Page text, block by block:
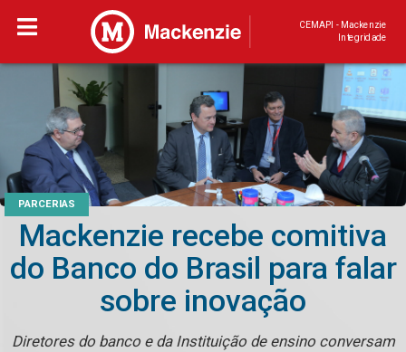
CEMAPI - Mackenzie
Integridade
PARCERIAS
Mackenzie recebe comitiva
do Banco do Brasil para falar
sobre inovação
Diretores do banco e da Instituição de ensino conversam